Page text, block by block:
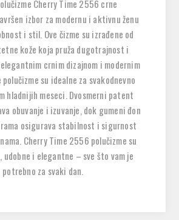
Cherry Time 2556 crne
izbor za modernu i aktivnu ženu
i stil. Ove čizme su izrađene od
kože koja pruža dugotrajnost i
crnim dizajnom i modernim
su idealne za svakodnevno
hladnijih meseci. Dvosmerni patent
obuvanje i izuvanje, dok gumeni đon
osigurava stabilnost i sigurnost
Cherry Time 2556 polučizme su
i elegantne – sve što vam je
potrebno za svaki dan.